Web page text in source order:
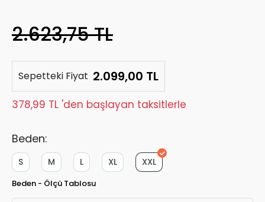
2.623,75 TL
Sepetteki Fiyat 2.099,00 TL
378,99 TL 'den başlayan taksitlerle
Beden:
XXL
XL
L
M
S
Beden - Ölçü Tablosu